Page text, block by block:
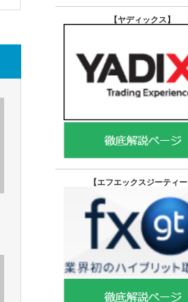
【ヤディックス 】
【エフエックスジーティー